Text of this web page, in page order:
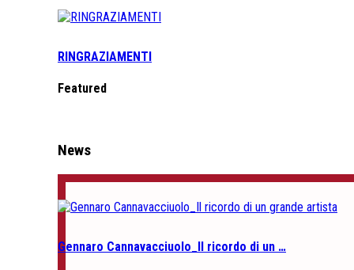
RINGRAZIAMENTI
Featured
News
Gennaro Cannavacciuolo_Il ricordo di un …